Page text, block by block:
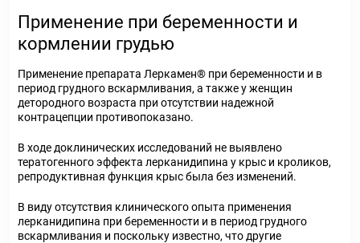
Применение при беременности и
кормлении грудью
Применение препарата Леркамен® при беременности и в
период грудного вскармливания, а также у женщин
детородного возраста при отсутствии надежной
контрацепции противопоказано.
В ходе доклинических исследований не выявлено
тератогенного эффекта лерканидипина у крыс и кроликов,
репродуктивная функция крыс была без изменений.
В виду отсутствия клинического опыта применения
лерканидипина при беременности и в период грудного
вскармливания и поскольку известно, что другие